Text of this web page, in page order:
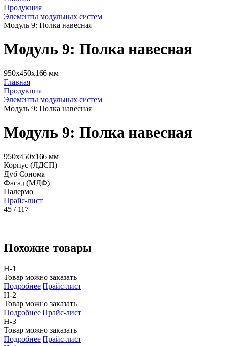
Продукция
Элементы модульных систем
Модуль 9: Полка навесная
Модуль 9: Полка навесная
950x450x166 мм
Главная
Продукция
Элементы модульных систем
Модуль 9: Полка навесная
Модуль 9: Полка навесная
950x450x166 мм
Корпус (ЛДСП)
Дуб Сонома
Фасад (МДФ)
Палермо
Прайс-лист
45 / 117
Похожие товары
Н-1
Товар можно заказать
Подробнее Прайс-лист
Н-2
Товар можно заказать
Подробнее Прайс-лист
Н-3
Товар можно заказать
Подробнее Прайс-лист